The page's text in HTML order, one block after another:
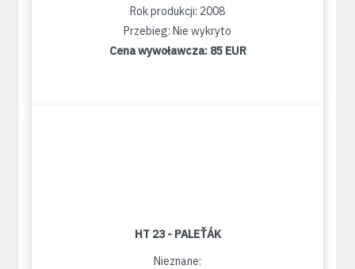
Rok produkcji: 2008
Przebieg: Nie wykryto
Cena wywoławcza: 85 EUR
HT 23 - PALEŤÁK
Nieznane: